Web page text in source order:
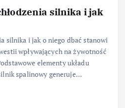
silnika i jak
silnika i jak o niego dbać stanowi
wpływających na żywotność
elementy układu
spalinowy generuje…